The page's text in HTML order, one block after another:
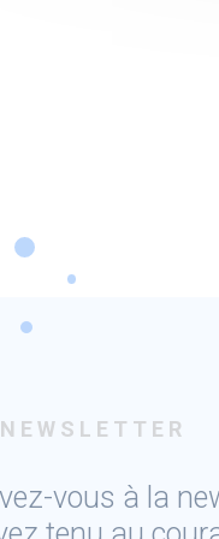
NEWSLETTER
vous à la